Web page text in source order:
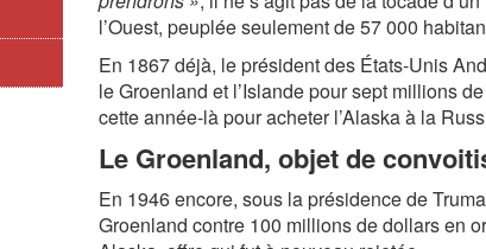
l’Ouest, peuplée seulement de 57 000
En 1867 déjà, le président des États-Unis
le Groenland et l’Islande pour sept millions
cette année-là pour acheter l’Alaska à la
Le Groenland, objet de
En 1946 encore, sous la présidence de
Groenland contre 100 millions de dollars en